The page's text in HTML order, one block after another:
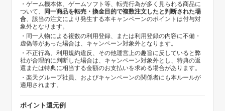
・ゲーム機本体、ゲームソフト等、転売行為が多く見られる商品に
ついて、
同一商品を転売・換金目的で複数注文したと判断された場
合、該当の注文により発生する本キャンペーンのポイントは付与対
象外となります。
・同一人物による複数の利用登録、または利用登録の内容に不備・
虚偽等があった場合は、キャンペーン対象外となります。
・不正行為、利用規約違反、その他運営上の趣旨に反していると弊
社が合理的に判断した場合は、キャンペーン対象外とし、特典の返
還または特典に相当する金額のお支払いを求める場合があります。
・楽天グループ社員、およびキャンペーンの関係者にも本ルールが
適用されます。
ポイント還元例